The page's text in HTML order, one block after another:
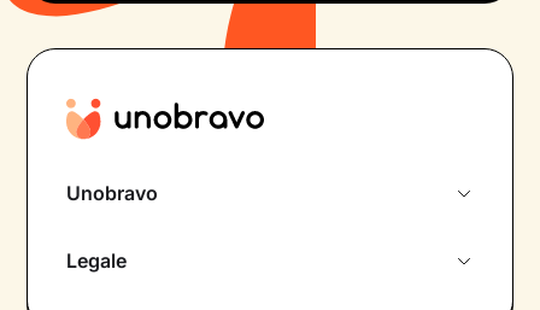
Unobravo
Legale